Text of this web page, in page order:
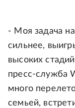
- Моя задача
сильнее,
высоких
пресс-служба
много
семьей,